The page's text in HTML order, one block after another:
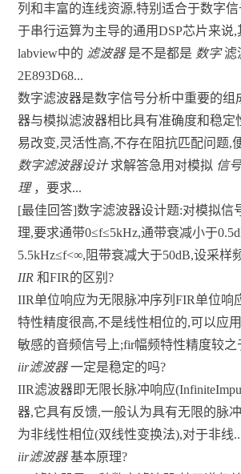
列和丰富的连线资源,特别适合于数字
于串行运算为主导的通用DSP芯片来说,
labview中的 滤波器 是不是都是 数字滤
2E893D68...
数字滤波器是数字信号分析中重要的组
器与模拟滤波器相比具有准确度和稳定
易改变,灵活性高,不存在阻抗匹配问题,
数字滤波器设计求解答急用对模拟 信
理 ，要求...
[最佳回答]数字滤波器设计题:对模拟信
理,要求通带0≤f≤5kHz,通带衰减小于
5.5kHz≤f<∞,阻带衰减大于50dB,设采样
IIR和FIR的区别?
IIR单位响应为无限脉冲序列FIR单位响
特性精度很高,不是线性相位的,可以应
敏感的音频信号上;fir幅频特性精度较之
iir滤波器一定是稳定的吗?
IIR滤波器即无限长脉冲响应
器,它具有反馈,一般认为具有无限的脉
为非线性相位(双线性变换法),对于非线
iir滤波器基本原理?